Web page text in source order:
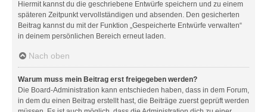
Hiermit kannst du die geschriebene Entwürfe speichern und zu einem
späteren Zeitpunkt vervollständigen und absenden. Den gesicherten
Beitrag kannst du mit der Funktion „Gespeicherte Entwürfe verwalten“
in deinem persönlichen Bereich erneut laden.
Nach oben
Warum muss mein Beitrag erst freigegeben werden?
Die Board-Administration kann entschieden haben, dass in dem Forum,
in dem du einen Beitrag erstellt hast, die Beiträge zuerst geprüft werden